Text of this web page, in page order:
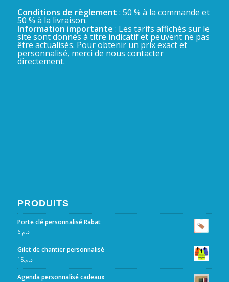
Conditions de règlement : 50 % à la commande et
50 % à la livraison.
Information importante : Les tarifs affichés sur le
site sont donnés à titre indicatif et peuvent ne pas
être actualisés. Pour obtenir un prix exact et
personnalisé, merci de nous contacter
directement.
PRODUITS
Porte clé personnalisé Rabat
د.م.6
Gilet de chantier personnalisé
د.م.15
Agenda personnalisé cadeaux